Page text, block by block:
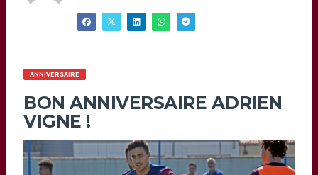
ANNIVERSAIRE
BON ANNIVERSAIRE ADRIEN
VIGNE !